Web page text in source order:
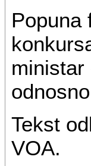
Popuna
ministar
Tekst
VOA.